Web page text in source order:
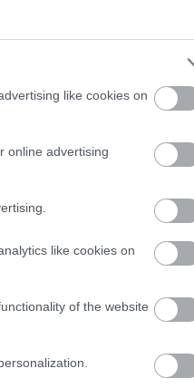
like cookies on
online advertising
like cookies on
of the website
Zoltán
hipoglikémia
hőháztartás
időskor
izzadás
hangvilla
kismama
koleszterin
Lagosa